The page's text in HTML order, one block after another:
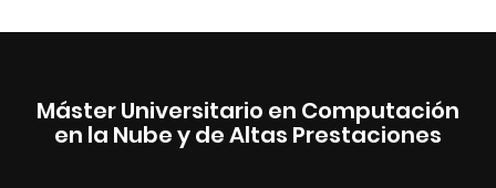
Máster Universitario en Computación
en la Nube y de Altas Prestaciones